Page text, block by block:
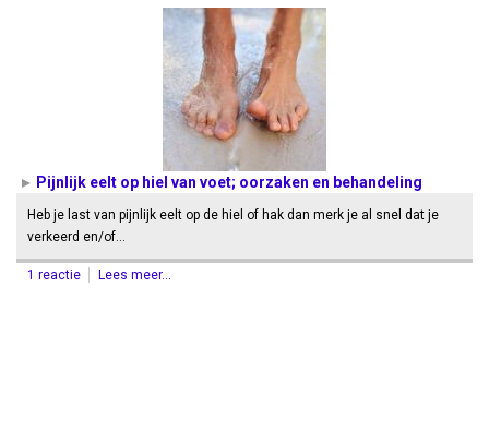
Pijnlijk eelt op hiel van voet; oorzaken en behandeling
Heb je last van pijnlijk eelt op de hiel of hak dan merk je al snel dat je
verkeerd en/of…
1 reactie Lees meer...